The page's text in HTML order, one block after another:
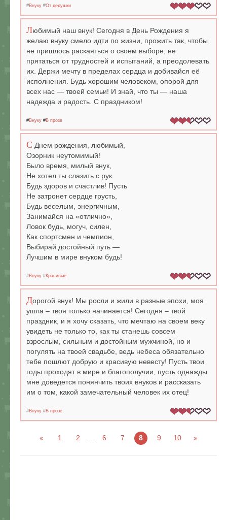
#Внуку #От дедушки
Любимый наш внук! Сегодня в День Рождения я
желаю внуку смело идти по жизни, прожить так, чтобы
не пришлось раскаяться о своем выборе, не
прятаться от трудностей и испытаний, а преодолевать
их. Держи мечту в пределах сердца и добивайся её
исполнения. Будь хорошим человеком, опорой для
всех нас — твоей семьи! И знай, что ты — наша
надежда и радость. С праздником!
#Внуку #В прозе
С Днем рождения, любимый,
Озорник неутомимый!
Было время, милый внук,
Не хотел ты слазить с рук.
Будь здоров и счастлив! Пусть
Не затронет сердце грусть,
Будь веселым, энергичным,
Занимайся на «отлично»,
Ловок будь, могуч, силен,
Как спортсмен и чемпион,
Выбирай достойный путь —
Лучшим в мире внуком будь!
#Внуку #Красивые
Дорогой внук! Мы росли и жили в разные эпохи, моя
ушла – твоя только начинается! Сегодня – твой
праздник, и я хочу сказать, что мечтаю на своем веку
увидеть не только то, как ты станешь совсем
взрослым, сильным и достойным мужчиной, но и
погулять на твоей свадьбе, ведь небеса обязательно
тебе пошлют добрую и красивую невесту! Пусть твои
годы проходят в мире и благополучии, пусть однажды
мне доведется понянчить твоих внуков и рассказать
им о том, какой замечательный человек их отец!
#Внуку #В прозе
« 1 2 6 7 8 9 10 »